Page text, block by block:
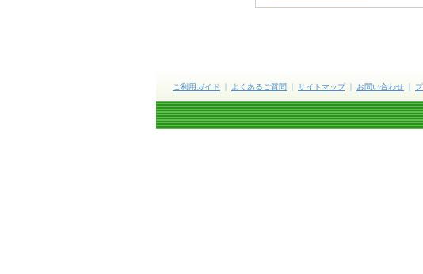
ご利用ガイド よくあるご質問 サイトマップ お問い合わせ